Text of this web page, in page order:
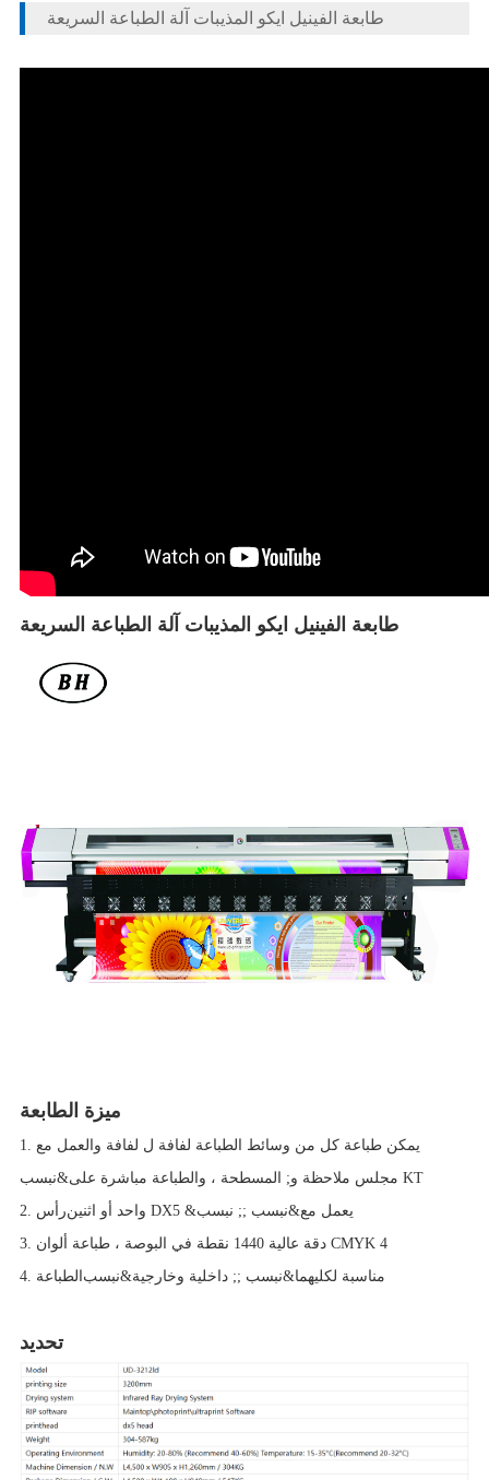
طابعة الفينيل ايكو المذيبات آلة الطباعة السريعة
طابعة الفينيل ايكو المذيبات آلة الطباعة السريعة
ميزة الطابعة
1. يمكن طباعة كل من وسائط الطباعة لفافة ل لفافة والعمل مع
المسطحة ، والطباعة مباشرة على&نبسب ;
مجلس ملاحظة و KT
2. يعمل مع&نبسب ;واحد أو اثنين DX5 &نبسب ;
رأس
3. دقة عالية 1440 نقطة في البوصة ، طباعة ألوان CMYK 4
4. مناسبة لكليهما&نبسب ;داخلية وخارجية&نبسب ; الطباعة
تحديد